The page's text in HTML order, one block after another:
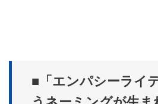
■「エンパシーライ